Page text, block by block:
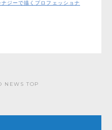
ジーで描くプロフェッショナ
NEWS TOP